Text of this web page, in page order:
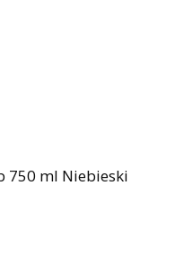
750 ml Niebieski